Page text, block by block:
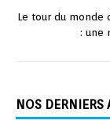
Le tour du monde
: une
NOS DERNIERS